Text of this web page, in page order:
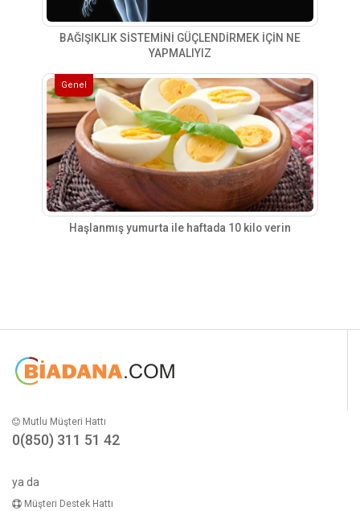
BAĞIŞIKLIK SİSTEMİNİ GÜÇLENDİRMEK İÇİN NE
YAPMALIYIZ
Genel
Haşlanmış yumurta ile haftada 10 kilo verin
Mutlu Müşteri Hattı
0(850) 311 51 42
ya da
Müşteri Destek Hattı